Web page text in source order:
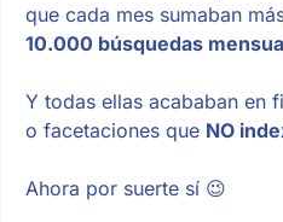
que cada mes sumaban
10.000 búsquedas
Y todas ellas acababan en
o facetaciones que NO
Ahora por suerte sí 😉